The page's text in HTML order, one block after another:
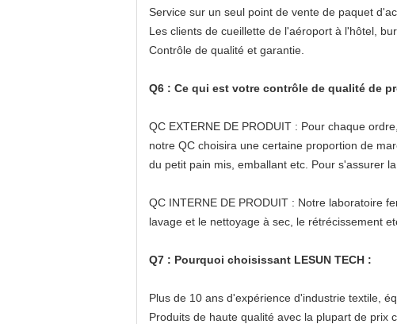
Service sur un seul point de vente de paquet
Les clients de cueillette de l'aéroport à l'hôtel,
Contrôle de qualité et garantie.
Q6 : Ce qui est votre contrôle de qualité de
QC EXTERNE DE PRODUIT : Pour chaque
notre QC choisira une certaine proportion de
du petit pain mis, emballant etc. Pour s'assurer
QC INTERNE DE PRODUIT : Notre laboratoire
lavage et le nettoyage à sec, le rétrécissement
Q7 : Pourquoi choisissant LESUN TECH :
Plus de 10 ans d'expérience d'industrie textile,
Produits de haute qualité avec la plupart de prix